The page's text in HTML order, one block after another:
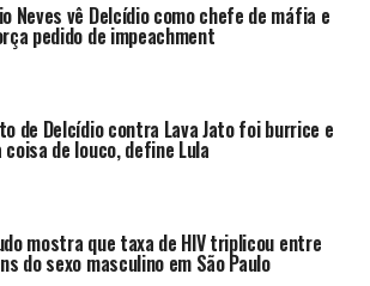
Neves vê Delcídio como chefe de máfia e
pedido de impeachment
de Delcídio contra Lava Jato foi burrice e
coisa de louco, define Lula
mostra que taxa de HIV triplicou entre
do sexo masculino em São Paulo